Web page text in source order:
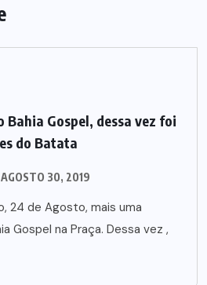
Bahia Gospel, dessa vez foi
do Batata
AGOSTO 30, 2019
24 de Agosto, mais uma
Gospel na Praça. Dessa vez ,